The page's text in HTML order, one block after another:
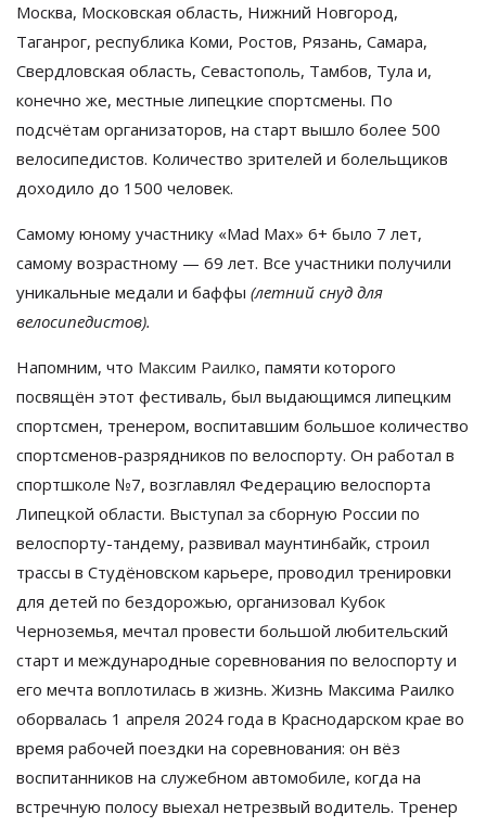
Москва, Московская область, Нижний Новгород,
Таганрог, республика Коми, Ростов, Рязань, Самара,
Свердловская область, Севастополь, Тамбов, Тула и,
конечно же, местные липецкие спортсмены. По
подсчётам организаторов, на старт вышло более 500
велосипедистов. Количество зрителей и болельщиков
доходило до 1500 человек.
Самому юному участнику «Мad Мax» 6+ было 7 лет,
самому возрастному — 69 лет. Все участники получили
уникальные медали и баффы (летний снуд для
велосипедистов).
Напомним, что Максим Раилко, памяти которого
посвящён этот фестиваль, был выдающимся липецким
спортсмен, тренером, воспитавшим большое количество
спортсменов-разрядников по велоспорту. Он работал в
спортшколе №7, возглавлял Федерацию велоспорта
Липецкой области. Выступал за сборную России по
велоспорту-тандему, развивал маунтинбайк, строил
трассы в Студёновском карьере, проводил тренировки
для детей по бездорожью, организовал Кубок
Черноземья, мечтал провести большой любительский
старт и международные соревнования по велоспорту и
его мечта воплотилась в жизнь. Жизнь Максима Раилко
оборвалась 1 апреля 2024 года в Краснодарском крае во
время рабочей поездки на соревнования: он вёз
воспитанников на служебном автомобиле, когда на
встречную полосу выехал нетрезвый водитель. Тренер